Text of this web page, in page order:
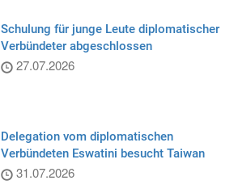
Schulung für junge Leute diplomatischer
Verbündeter abgeschlossen
27.07.2026
Delegation vom diplomatischen
Verbündeten Eswatini besucht Taiwan
31.07.2026